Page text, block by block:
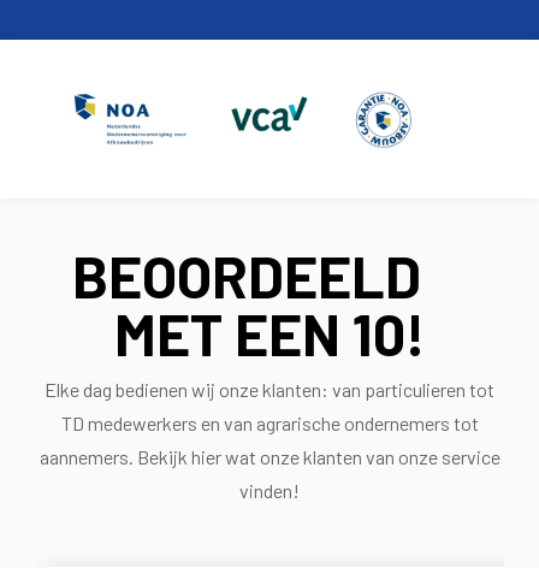
BEOORDEELD
MET EEN 10!
Elke dag bedienen wij onze klanten: van particulieren tot
TD medewerkers en van agrarische ondernemers tot
aannemers. Bekijk hier wat onze klanten van onze service
vinden!